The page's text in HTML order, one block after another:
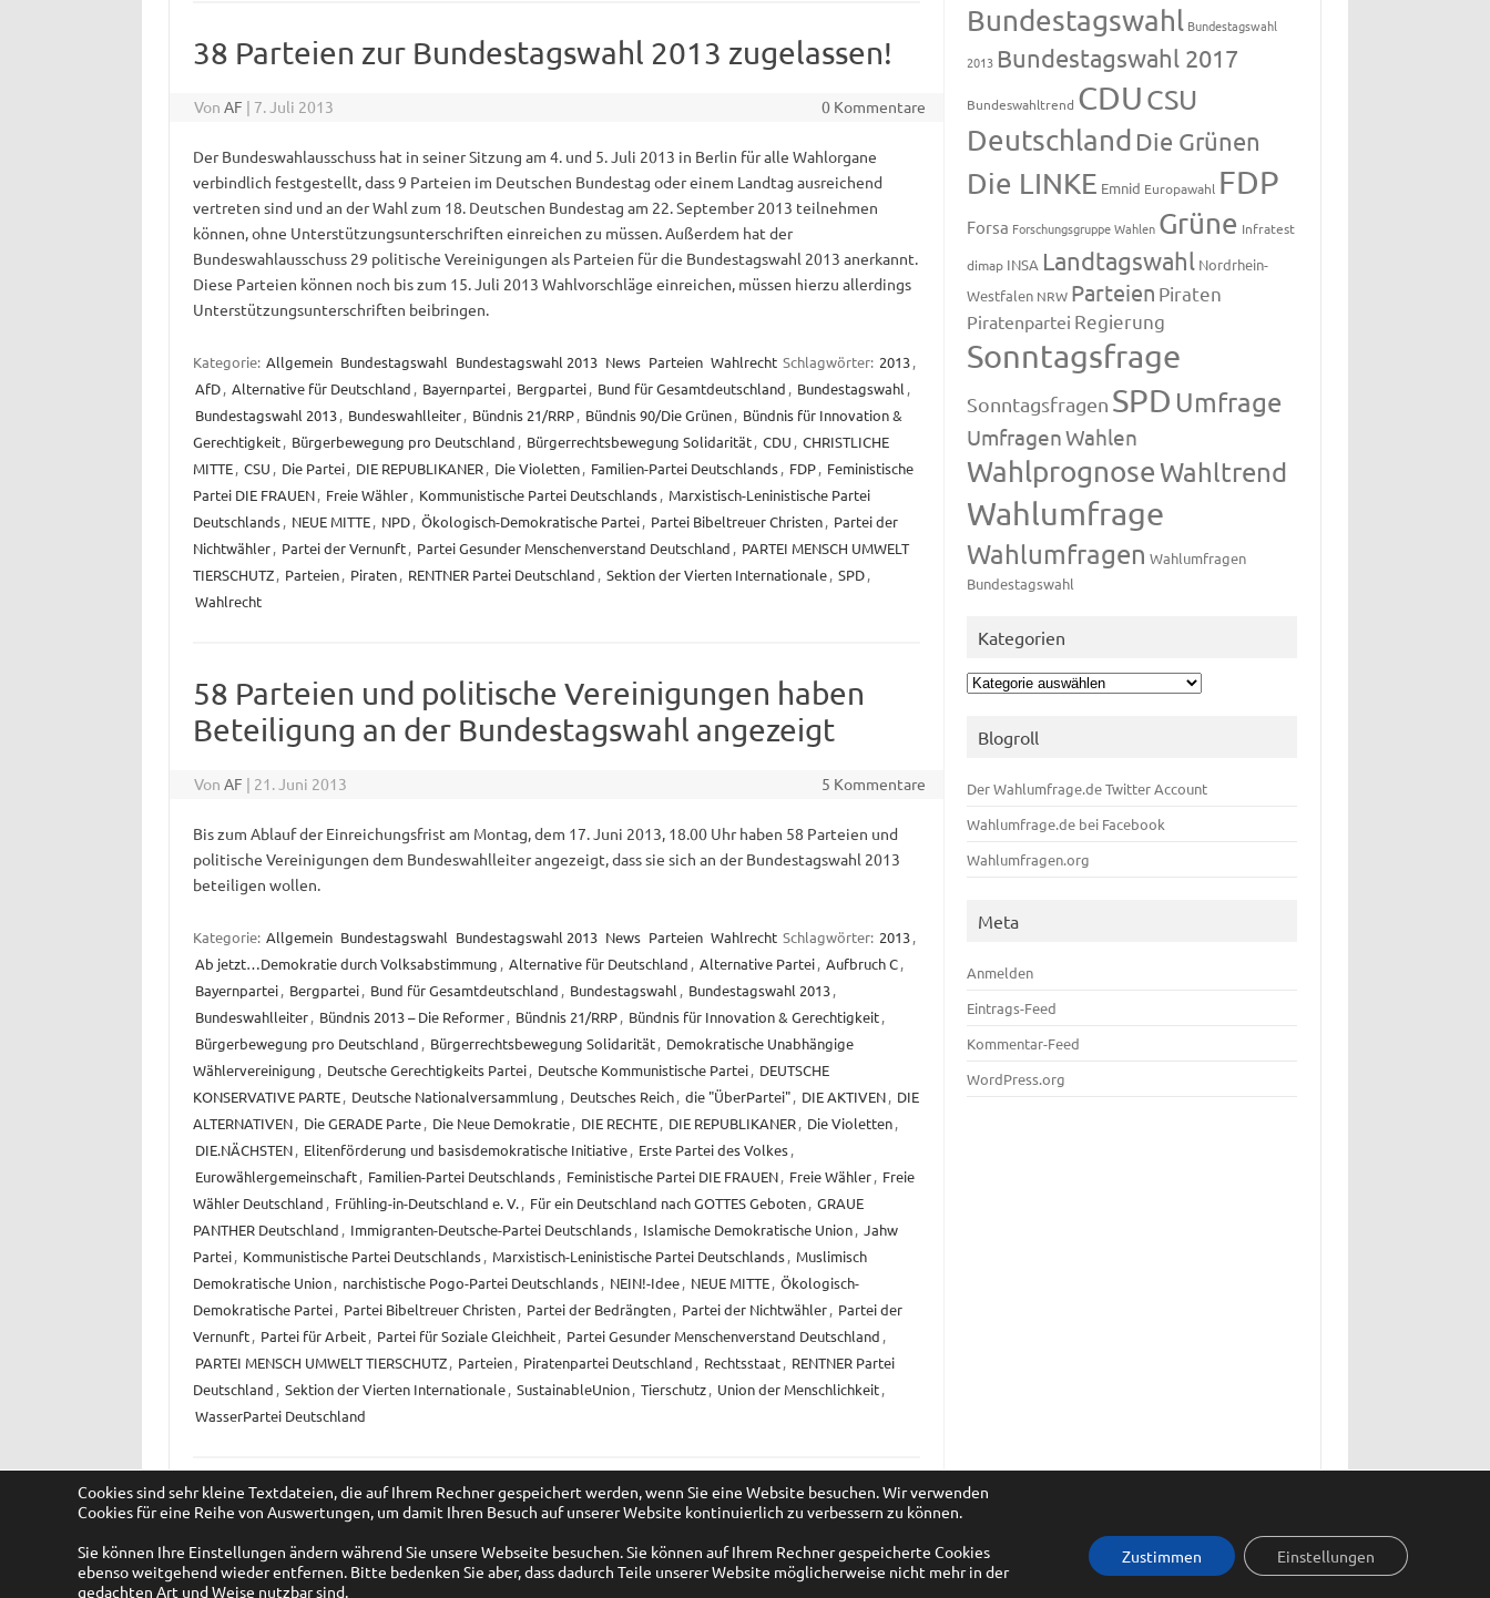
38 Parteien zur Bundestagswahl 2013 zugelassen!
VonAF | 7. Juli 2013 0 Kommentare
Der Bundeswahlausschuss hat in seiner Sitzung am 4. und 5. Juli 2013 in Berlin für alle Wahlorgane
verbindlich festgestellt, dass 9 Parteien im Deutschen Bundestag oder einem Landtag ausreichend
vertreten sind und an der Wahl zum 18. Deutschen Bundestag am 22. September 2013 teilnehmen
können, ohne Unterstützungsunterschriften einreichen zu müssen. Außerdem hat der
Bundeswahlausschuss 29 politische Vereinigungen als Parteien für die Bundestagswahl 2013 anerkannt.
Diese Parteien können noch bis zum 15. Juli 2013 Wahlvorschläge einreichen, müssen hierzu allerdings
Unterstützungsunterschriften beibringen.
Kategorie: Allgemein Bundestagswahl Bundestagswahl 2013 News Parteien Wahlrecht Schlagwörter: 2013,
AfD, Alternative für Deutschland , Bayernpartei, Bergpartei, Bund für Gesamtdeutschland , Bundestagswahl ,
Bundestagswahl 2013, Bundeswahlleiter, Bündnis 21/RRP, Bündnis 90/Die Grünen, Bündnis für Innovation &
Gerechtigkeit, Bürgerbewegung pro Deutschland , Bürgerrechtsbewegung Solidarität, CDU , CHRISTLICHE
MITTE, CSU , Die Partei, DIE REPUBLIKANER, Die Violetten, Familien-Partei Deutschlands, FDP, Feministische
Partei DIE FRAUEN, Freie Wähler, Kommunistische Partei Deutschlands, Marxistisch-Leninistische Partei
Deutschlands, NEUE MITTE, NPD, Ökologisch-Demokratische Partei, Partei Bibeltreuer Christen, Partei der
Nichtwähler, Partei der Vernunft, Partei Gesunder Menschenverstand Deutschland , PARTEI MENSCH UMWELT
TIERSCHUTZ, Parteien, Piraten, RENTNER Partei Deutschland , Sektion der Vierten Internationale, SPD,
Wahlrecht
58 Parteien und politische Vereinigungen haben
Beteiligung an der Bundestagswahl angezeigt
VonAF | 21. Juni 2013 5 Kommentare
Bis zum Ablauf der Einreichungsfrist am Montag, dem 17. Juni 2013, 18.00 Uhr haben 58 Parteien und
politische Vereinigungen dem Bundeswahlleiter angezeigt, dass sie sich an der Bundestagswahl 2013
beteiligen wollen.
Kategorie: Allgemein Bundestagswahl Bundestagswahl 2013 News Parteien Wahlrecht Schlagwörter: 2013,
Ab jetzt…Demokratie durch Volksabstimmung , Alternative für Deutschland , Alternative Partei, Aufbruch C,
Bayernpartei, Bergpartei, Bund für Gesamtdeutschland , Bundestagswahl , Bundestagswahl 2013,
Bundeswahlleiter, Bündnis 2013 – Die Reformer, Bündnis 21/RRP, Bündnis für Innovation & Gerechtigkeit,
Bürgerbewegung pro Deutschland , Bürgerrechtsbewegung Solidarität, Demokratische Unabhängige
Wählervereinigung , Deutsche Gerechtigkeits Partei, Deutsche Kommunistische Partei, DEUTSCHE
KONSERVATIVE PARTE, Deutsche Nationalversammlung , Deutsches Reich, die "ÜberPartei", DIE AKTIVEN, DIE
ALTERNATIVEN, Die GERADE Parte, Die Neue Demokratie, DIE RECHTE, DIE REPUBLIKANER, Die Violetten,
DIE.NÄCHSTEN, Elitenförderung und basisdemokratische Initiative, Erste Partei des Volkes,
Eurowählergemeinschaft, Familien-Partei Deutschlands, Feministische Partei DIE FRAUEN, Freie Wähler, Freie
Wähler Deutschland , Frühling-in-Deutschland e. V., Für ein Deutschland nach GOTTES Geboten, GRAUE
PANTHER Deutschland , Immigranten-Deutsche-Partei Deutschlands, Islamische Demokratische Union, Jahw
Partei, Kommunistische Partei Deutschlands, Marxistisch-Leninistische Partei Deutschlands, Muslimisch
Demokratische Union, narchistische Pogo-Partei Deutschlands, NEIN!-Idee, NEUE MITTE, Ökologisch-
Demokratische Partei, Partei Bibeltreuer Christen, Partei der Bedrängten, Partei der Nichtwähler, Partei der
Vernunft, Partei für Arbeit, Partei für Soziale Gleichheit, Partei Gesunder Menschenverstand Deutschland ,
PARTEI MENSCH UMWELT TIERSCHUTZ, Parteien, Piratenpartei Deutschland , Rechtsstaat, RENTNER Partei
Deutschland , Sektion der Vierten Internationale, SustainableUnion, Tierschutz, Union der Menschlichkeit,
WasserPartei Deutschland
Bundestagswahl Bundestagswahl
2013 Bundestagswahl 2017
Bundeswahltrend CDUCSU
Deutschland Die Grünen
Die LINKE Emnid Europawahl FDP
Forsa Forschungsgruppe Wahlen Grüne Infratest
dimap INSA Landtagswahl Nordrhein-
Westfalen NRW Parteien Piraten
Piratenpartei Regierung
Sonntagsfrage
Sonntagsfragen SPD Umfrage
UmfragenWahlen
WahlprognoseWahltrend
Wahlumfrage
Wahlumfragen Wahlumfragen
Bundestagswahl
Kategorien
Kategorien
Blogroll
Der Wahlumfrage.de Twitter Account
Wahlumfrage.de bei Facebook
Wahlumfragen.org
Meta
Anmelden
Eintrags-Feed
Kommentar-Feed
WordPress.org
© by A. Füßmann 2009-2025
Cookies sind sehr kleine Textdateien, die auf Ihrem Rechner gespeichert werden, wenn Sie eine Website besuchen. Wir verwenden
Cookies für eine Reihe von Auswertungen, um damit Ihren Besuch auf unserer Website kontinuierlich zu verbessern zu können.
Sie können Ihre Einstellungen ändern während Sie unsere Webseite besuchen. Sie können auf Ihrem Rechner gespeicherte Cookies
ebenso weitgehend wieder entfernen. Bitte bedenken Sie aber, dass dadurch Teile unserer Website möglicherweise nicht mehr in der
gedachten Art und Weise nutzbar sind.
Zustimmen Einstellungen